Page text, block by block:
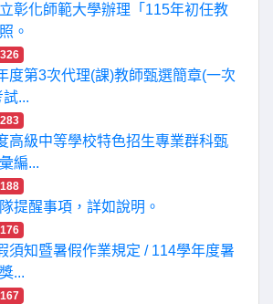
彰化師範大學辦理「115年初任教
。
326
度第3次代理(課)教師甄選簡章(一次
...
283
高級中等學校特色招生專業群科甄
編...
188
提醒事項，詳如說明。
176
須知暨暑假作業規定 / 114學年度暑
...
167